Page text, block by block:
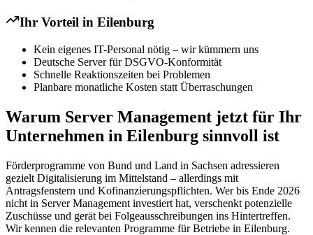
Ihr Vorteil in Eilenburg
Kein eigenes IT-Personal nötig – wir kümmern uns
Deutsche Server für DSGVO-Konformität
Schnelle Reaktionszeiten bei Problemen
Planbare monatliche Kosten statt Überraschungen
Warum Server Management jetzt für Ihr
Unternehmen in Eilenburg sinnvoll ist
Förderprogramme von Bund und Land in Sachsen adressieren
gezielt Digitalisierung im Mittelstand – allerdings mit
Antragsfenstern und Kofinanzierungspflichten. Wer bis Ende 2026
nicht in Server Management investiert hat, verschenkt potenzielle
Zuschüsse und gerät bei Folgeausschreibungen ins Hintertreffen.
Wir kennen die relevanten Programme für Betriebe in Eilenburg.